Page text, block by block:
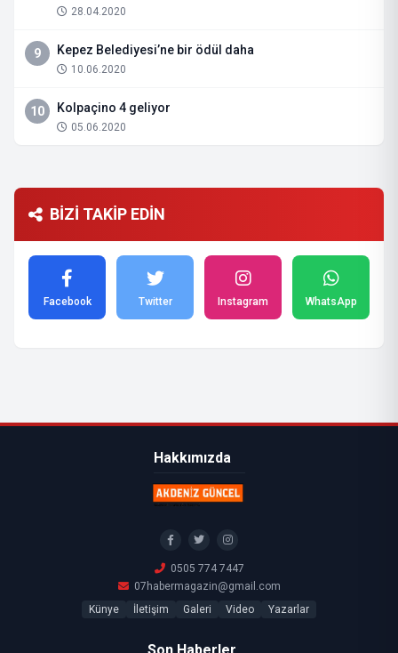
28.04.2020
9 Kepez Belediyesi’ne bir ödül daha
10.06.2020
10 Kolpaçino 4 geliyor
05.06.2020
BİZİ TAKİP EDİN
Facebook Twitter Instagram WhatsApp
Hakkımızda
0505 774 7447
07habermagazin@gmail.com
Künye
İletişim Galeri Video Yazarlar